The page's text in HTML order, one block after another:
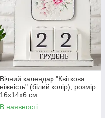
Вічний календар "Квіткова
ніжність" (білий колір), розмір
16х14х6 см
В наявності